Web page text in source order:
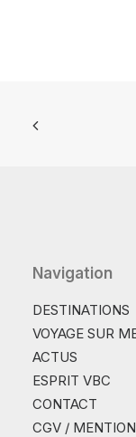
Navigation
DESTINATIONS
VOYAGE SUR
ACTUS
ESPRIT VBC
CONTACT
CGV /